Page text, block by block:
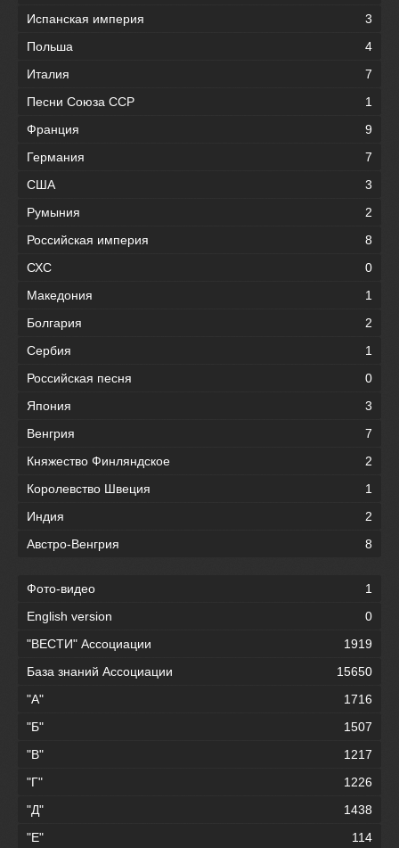
Испанская империя
3
Польша
4
Италия
7
Песни Союза ССР
1
Франция
9
Германия
7
США
3
Румыния
2
Российская империя
8
СХС
0
Македония
1
Болгария
2
Сербия
1
Российская песня
0
Япония
3
Венгрия
7
Княжество Финляндское
2
Королевство Швеция
1
Индия
2
Австро-Венгрия
8
Фото-видео
1
English version
0
"ВЕСТИ" Ассоциации
1919
База знаний Ассоциации
15650
"А"
1716
"Б"
1507
"В"
1217
"Г"
1226
"Д"
1438
"Е"
114